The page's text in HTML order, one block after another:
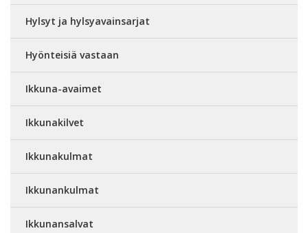
Hylsyt ja hylsyavainsarjat
Hyönteisiä vastaan
Ikkuna-avaimet
Ikkunakilvet
Ikkunakulmat
Ikkunankulmat
Ikkunansalvat